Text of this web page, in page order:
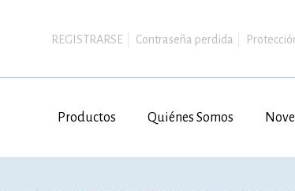
REGISTRARSE Contraseña perdida
Productos Quiénes Somos